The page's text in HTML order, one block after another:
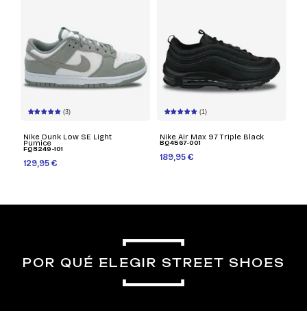
(3)
Nike Dunk Low SE Light
Pumice
FQ8249-101
129,95 €
(1)
Nike Air Max 97 Triple Black
BQ4567-001
189,95 €
POR QUÉ ELEGIR STREET SHOES